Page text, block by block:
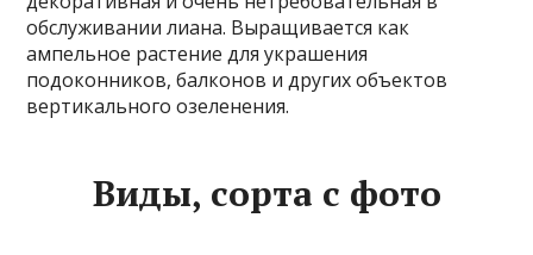
обслуживании лиана. Выращивается как
ампельное растение для украшения
подоконников, балконов и других объектов
вертикального озеленения.
Виды, сорта с фото